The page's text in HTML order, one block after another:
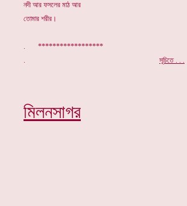
নদী আর ফসলের মাঠ আর
তোমার শরীর।
. ******************
. সূচিতে . . .
মিলনসাগর